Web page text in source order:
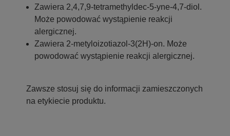
Zawiera 2,4,7,9-tetramethyldec-5-yne-4,7-diol.
Może powodować wystąpienie reakcji
alergicznej.
Zawiera 2-metyloizotiazol-3(2H)-on. Może
powodować wystąpienie reakcji alergicznej.
Zawsze stosuj się do informacji zamieszczonych
na etykiecie produktu.